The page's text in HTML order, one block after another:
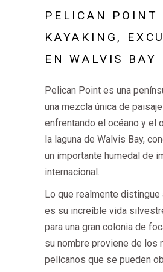
PELICAN POINT
KAYAKING ,
EN WALVIS BAY
Pelican Point es una
una mezcla única de
enfrentando el océano y el
la laguna de Walvis Bay,
un importante humedal de
internacional.
Lo que realmente
es su increíble vida
para una gran colonia de
su nombre proviene de los
pelícanos que se pueden